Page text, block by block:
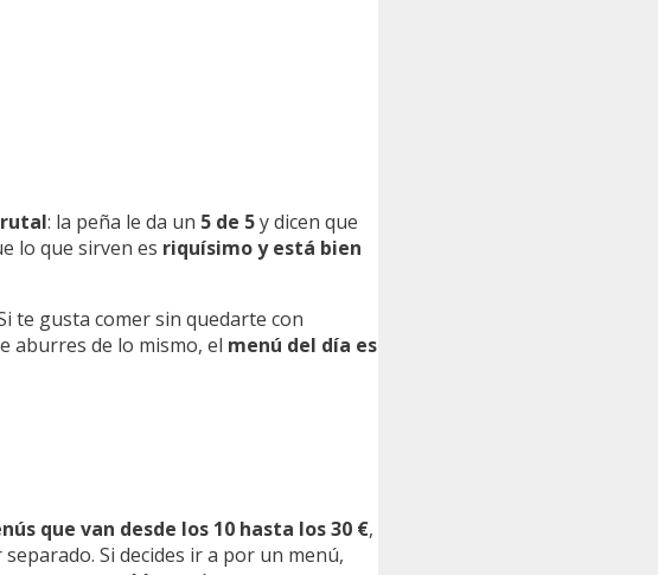
: la peña le da un 5 de 5y dicen que
lo que sirven es riquísimo y está bien
te gusta comer sin quedarte con
aburres de lo mismo, el menú del día es
que van desde los 10 hasta los 30 €,
Si decides ir a por un menú,